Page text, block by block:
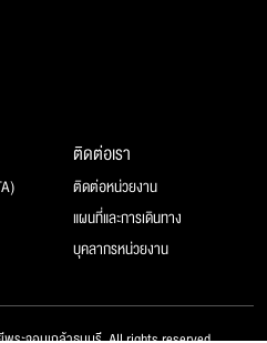
ติดต่อเรา
ติดต่อหน่วยงาน
แผนที่และการเดินทาง
บุคลากรหน่วยงาน